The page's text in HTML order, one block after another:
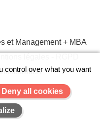
et Management + MBA
control over what you want
Deny all cookies